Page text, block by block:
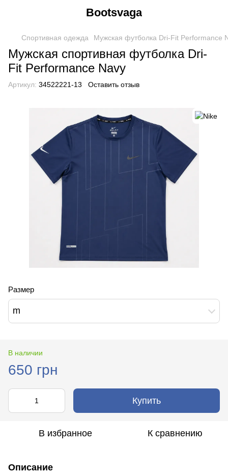
Bootsvaga
Спортивная одежда Мужская футболка Dri-Fit Performance
Мужская спортивная футболка Dri-
Fit Performance Navy
Артикул: 34522221-13 Оставить отзыв
Размер
m
В наличии
650 грн
Купить
В избранное К сравнению
Описание